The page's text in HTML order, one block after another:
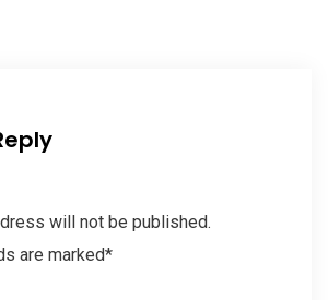
will not be published.
are marked*